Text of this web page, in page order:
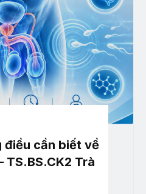
điều cần biết về
TS.BS.CK2 Trà